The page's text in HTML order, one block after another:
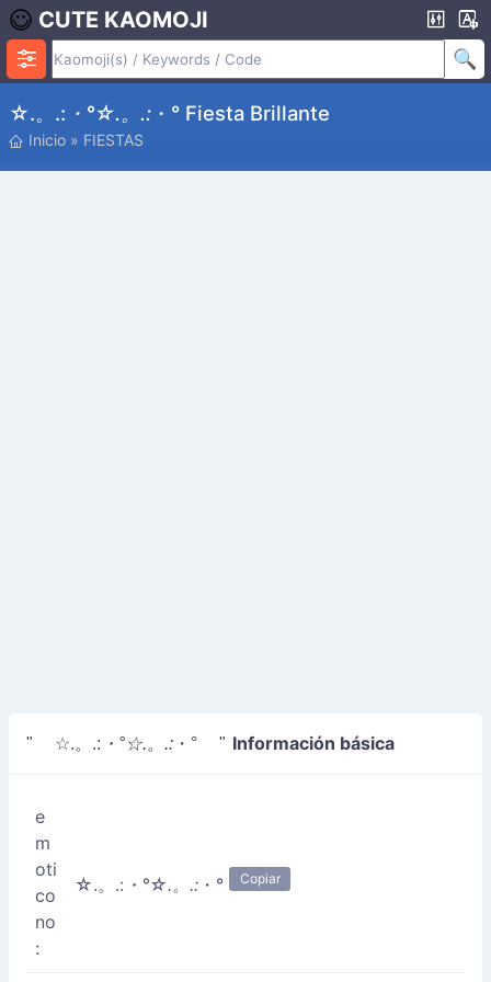
CUTE KAOMOJI
☆.。.: ・°☆.。.: ・° Fiesta Brillante
Inicio » FIESTAS
" ☆.。.: ・°☆.。.: ・° " Información básica
e
m
oti
co
no
:
☆.。.: ・°☆.。.: ・° Copiar